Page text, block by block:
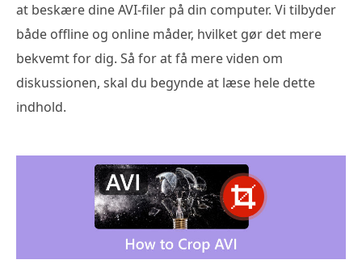
at beskære dine AVI-filer på din computer. Vi tilbyder
både offline og online måder, hvilket gør det mere
bekvemt for dig. Så for at få mere viden om
diskussionen, skal du begynde at læse hele dette
indhold.